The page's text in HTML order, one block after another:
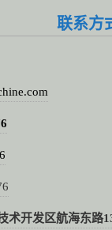
联系方
术开发区航海东路